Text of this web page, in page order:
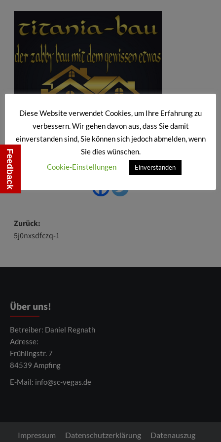
!!! Teilen Erwünscht !!!
Beitragsnavigation
Zurück:
5j0nxsdfczq-1
Über uns!
Betreiber: Daniel Regnath
Adresse:
Frühlingstr. 7
84539 Ampfing
E-Mail: info@sc-vegas.de
Impressum Datenschutzerklärung Datenauszug
Diese Website verwendet Cookies, um Ihre Erfahrung zu
verbessern. Wir gehen davon aus, dass Sie damit
einverstanden sind, Sie können sich jedoch abmelden, wenn
Sie dies wünschen.
Cookie-Einstellungen
Einverstanden
Feedback